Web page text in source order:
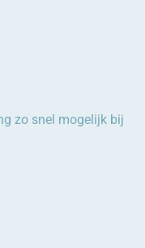
zo snel mogelijk bij